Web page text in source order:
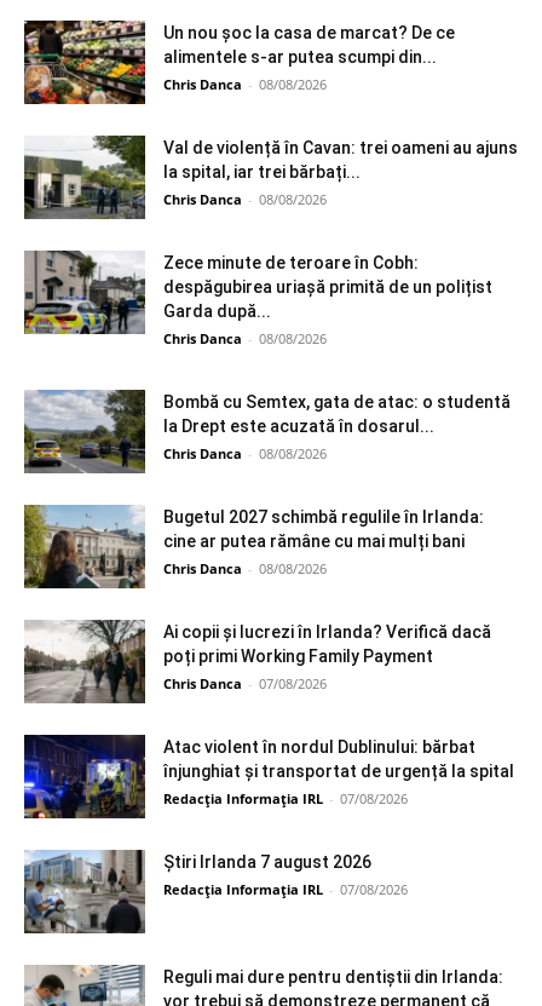
Un nou șoc la casa de marcat? De ce
alimentele s-ar putea scumpi din...
Chris Danca - 08/08/2026
Val de violență în Cavan: trei oameni au ajuns
la spital, iar trei bărbați...
Chris Danca - 08/08/2026
Zece minute de teroare în Cobh:
despăgubirea uriașă primită de un polițist
Garda după...
Chris Danca - 08/08/2026
Bombă cu Semtex, gata de atac: o studentă
la Drept este acuzată în dosarul...
Chris Danca - 08/08/2026
Bugetul 2027 schimbă regulile în Irlanda:
cine ar putea rămâne cu mai mulți bani
Chris Danca - 08/08/2026
Ai copii și lucrezi în Irlanda? Verifică dacă
poți primi Working Family Payment
Chris Danca - 07/08/2026
Atac violent în nordul Dublinului: bărbat
înjunghiat și transportat de urgență la spital
Redacția Informația IRL - 07/08/2026
Știri Irlanda 7 august 2026
Redacția Informația IRL - 07/08/2026
Reguli mai dure pentru dentiștii din Irlanda:
vor trebui să demonstreze permanent că